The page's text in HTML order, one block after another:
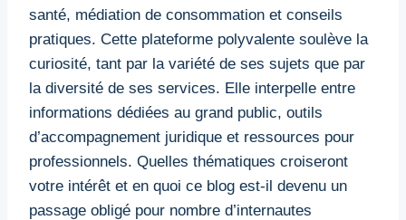
santé, médiation de consommation et conseils
pratiques. Cette plateforme polyvalente soulève la
curiosité, tant par la variété de ses sujets que par
la diversité de ses services. Elle interpelle entre
informations dédiées au grand public, outils
d’accompagnement juridique et ressources pour
professionnels. Quelles thématiques croiseront
votre intérêt et en quoi ce blog est-il devenu un
passage obligé pour nombre d’internautes